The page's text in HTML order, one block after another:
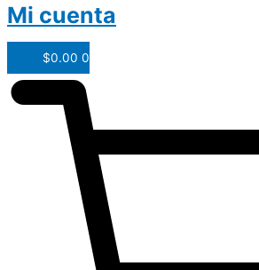
Mi cuenta
$0.00 0